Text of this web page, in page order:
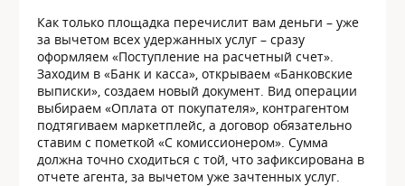
Как только площадка перечислит вам деньги – уже
за вычетом всех удержанных услуг – сразу
оформляем «Поступление на расчетный счет».
Заходим в «Банк и касса», открываем «Банковские
выписки», создаем новый документ. Вид операции
выбираем «Оплата от покупателя», контрагентом
подтягиваем маркетплейс, а договор обязательно
ставим с пометкой «С комиссионером». Сумма
должна точно сходиться с той, что зафиксирована в
отчете агента, за вычетом уже зачтенных услуг.